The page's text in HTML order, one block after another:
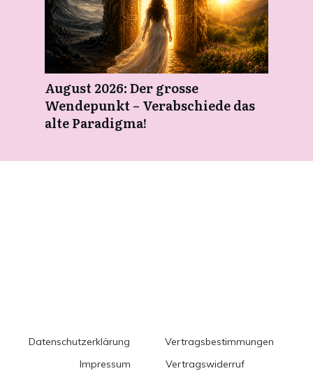
August 2026: Der grosse
Wendepunkt – Verabschiede das
alte Paradigma!
Datenschutzerklärung
Vertragsbestimmungen
Impressum
Vertragswiderruf